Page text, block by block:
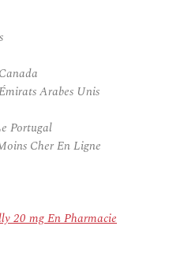
Arabes Unis
Portugal
Cher En Ligne
20 mg En Pharmacie